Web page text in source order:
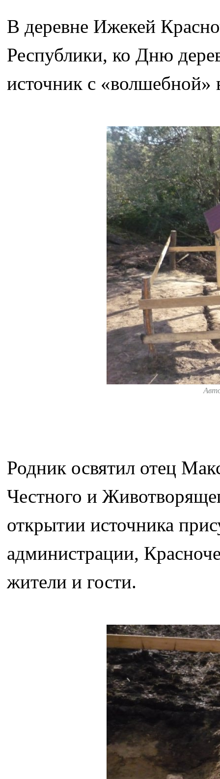
В деревне Ижекей
Республики, ко Дню
источник с «волшебной»
Родник освятил отец
Честного и
открытии источника
администрации,
жители и гости.